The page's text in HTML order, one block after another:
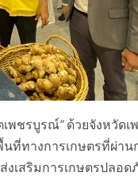
พชรบูรณ์” ด้วยจังหวัด
ทางการเกษตรที่ผ่าน
เสริมการเกษตรปลอ